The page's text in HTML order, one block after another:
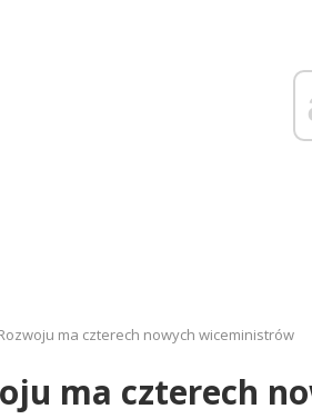
ma czterech nowych wiceministrów
ma czterech